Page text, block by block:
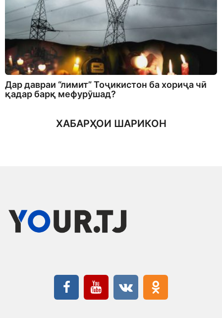
Дар давраи “лимит” Тоҷикистон ба хориҷа чӣ
қадар барқ мефурӯшад?
ХАБАРҲОИ ШАРИКОН